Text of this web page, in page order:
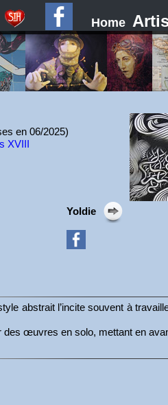
Home
en 06/2025)
XVIII
Yoldie
abstrait l’incite souvent à
des œuvres en solo, mettant en